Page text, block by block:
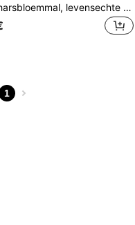
Reliëf harsbloemmal, levensechte gedroogde bloemblaadjes voor scrapbooking, doe-het-zelf kaarsaccessoires, sieraden maken
1